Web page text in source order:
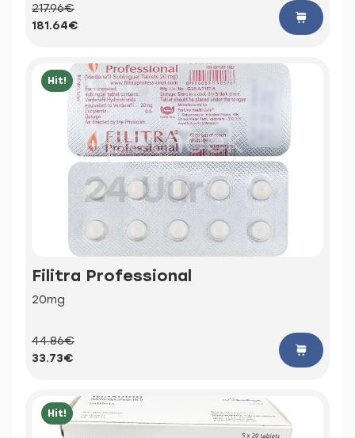
217.96€
181.64€
Hit!
Filitra Professional
20mg
44.86€
33.73€
Hit!